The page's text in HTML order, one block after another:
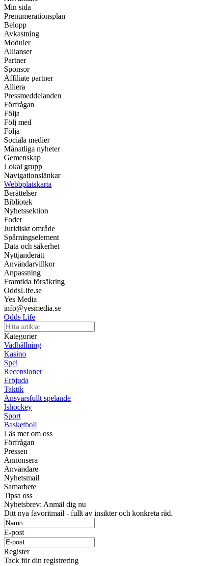
Min sida
Prenumerationsplan
Belopp
Avkastning
Moduler
Allianser
Partner
Sponsor
Affiliate partner
Alliera
Pressmeddelanden
Förfrågan
Följa
Följ med
Följa
Sociala medier
Månatliga nyheter
Gemenskap
Lokal grupp
Navigationslänkar
Webbplatskarta
Berättelser
Bibliotek
Nyhetssektion
Foder
Juridiskt område
Spårningselement
Data och säkerhet
Nyttjanderätt
Användarvillkor
Anpassning
Framtida försäkring
OddsLife.se
Yes Media
info@yesmedia.se
Odds Life
Kategorier
Vadhållning
Kasino
Spel
Recensioner
Erbjuda
Taktik
Ansvarsfullt spelande
Ishockey
Sport
Basketboll
Läs mer om oss
Förfrågan
Pressen
Annonsera
Användare
Nyhetsmail
Samarbete
Tipsa oss
Nyhetsbrev: Anmäl dig nu
Ditt nya favoritmail - fullt av insikter och konkreta råd.
E-post
Register
Tack för din registrering